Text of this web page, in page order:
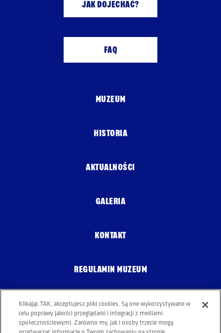
JAK DOJECHAĆ?
FAQ
MUZEUM
HISTORIA
AKTUALNOŚCI
GALERIA
KONTAKT
REGULAMIN MUZEUM
POLITYKA COOKIES
Klikając TAK, akceptujesz pliki cookies. Są one wykorzystywane w
celu poprawy jakości przeglądarki i integracji z mediami
społecznościowymi. Zarówno my, jak i osoby trzecie mogą